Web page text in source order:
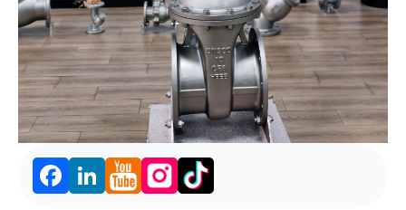
FacebookLinkedIn